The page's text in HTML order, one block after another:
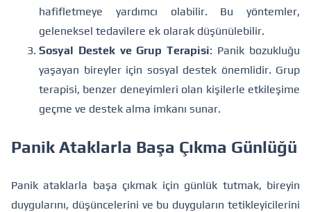
hafifletmeye yardımcı olabilir. Bu yöntemler,
geleneksel tedavilere ek olarak düşünülebilir.
Sosyal Destek ve Grup Terapisi: Panik bozukluğu
yaşayan bireyler için sosyal destek önemlidir. Grup
terapisi, benzer deneyimleri olan kişilerle etkileşime
geçme ve destek alma imkanı sunar.
Panik Ataklarla Başa Çıkma Günlüğü
Panik ataklarla başa çıkmak için günlük tutmak, bireyin
duygularını, düşüncelerini ve bu duyguların tetikleyicilerini